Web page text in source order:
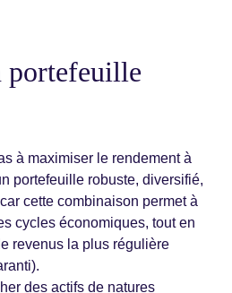
portefeuille
à maximiser le rendement à
portefeuille robuste, diversifié,
cette combinaison permet à
cycles économiques, tout en
revenus la plus régulière
des actifs de natures